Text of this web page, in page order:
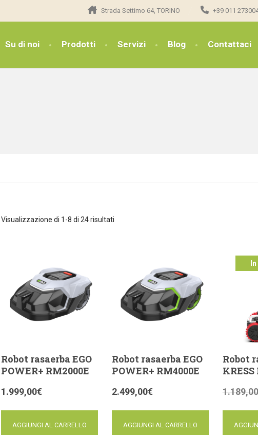
Strada Settimo 64, TORINO +39 011
Su di noi Prodotti Servizi Blog Contattaci
Visualizzazione di 1-8 di 24 risultati
Robot rasaerba EGO
POWER+ RM2000E
1.999,00€
AGGIUNGI AL CARRELLO
Robot rasaerba EGO
POWER+ RM4000E
2.499,00€
AGGIUNGI AL CARRELLO
In
Robot
KRESS
1.189,00